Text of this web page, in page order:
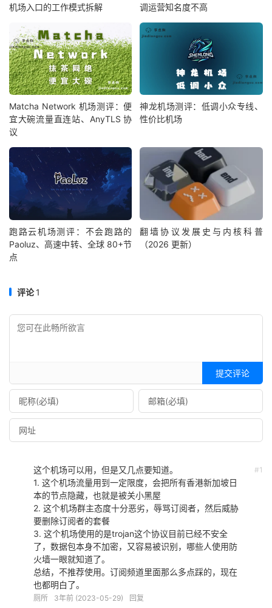
机场入口的工作模式拆解
调运营知名度不高
Matcha Network 机场测评：便
宜大碗流量直连站、AnyTLS 协
议
神龙机场测评：低调小众专线、
性价比机场
跑路云机场测评：不会跑路的
Paoluz、高速中转、全球 80+节
点
翻墙协议发展史与内核科普
（2026 更新）
评论1
提交评论
#1
这个机场可以用，但是又几点要知道。
1. 这个机场流量用到一定限度，会把所有香港新加坡日
本的节点隐藏，也就是被关小黑屋
2. 这个机场群主态度十分恶劣，辱骂订阅者，然后威胁
要删除订阅者的套餐
3. 这个机场使用的是trojan这个协议目前已经不安全
了，数据包本身不加密，又容易被识别，哪些人使用防
火墙一眼就知道了。
总结，不推荐使用。订阅频道里面那么多点踩的，现在
也都明白了。
厕所 3年前 (2023-05-29) 回复